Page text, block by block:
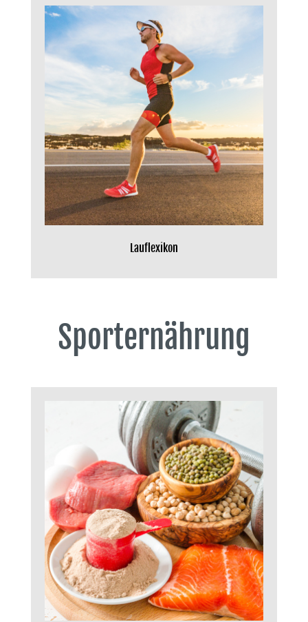
Lauflexikon
Sporternährung